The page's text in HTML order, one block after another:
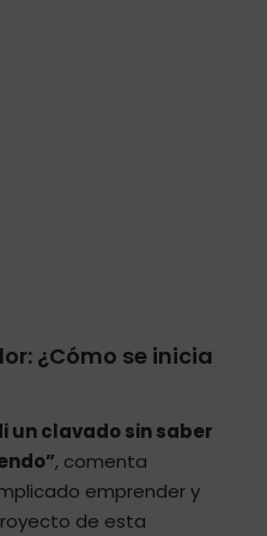
¿Cómo se inicia
un clavado sin saber
, comenta
emprender y
de esta